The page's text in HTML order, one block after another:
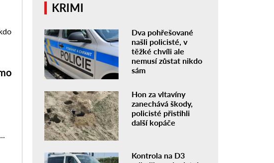
KRIMI
Dva pohřešované
našli policisté, v
těžké chvíli ale
nemusí zůstat nikdo
sám
Hon za vltavíny
zanechává škody,
policisté přistihli
další kopáče
Kontrola na D3